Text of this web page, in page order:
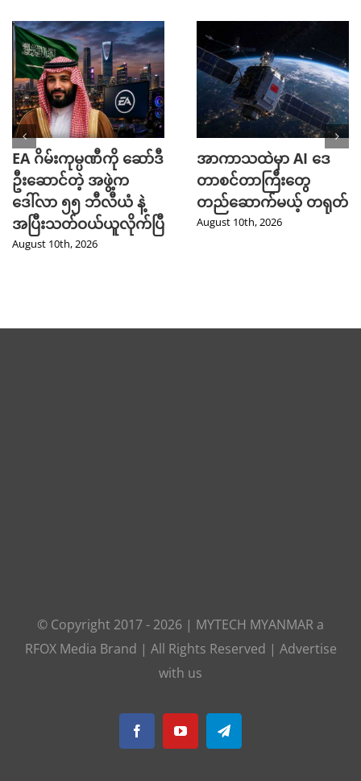
EA ဂိမ်းကုမ္ပဏီကို ဆော်ဒီ
ဦးဆောင်တဲ့ အဖွဲ့က
ဒေါ်လာ ၅၅ ဘီလီယံ နဲ့
အပြီးသတ်ဝယ်ယူလိုက်ပြီ
August 10th, 2026
အာကာသထဲမှာ AI ဒေ
တာစင်တာကြီးတွေ
တည်ဆောက်မယ့် တရုတ်
August 10th, 2026
© Copyright 2017 - 2026 | MYTECH MYANMAR a
RFOX Media Brand | All Rights Reserved | Advertise
with us
FacebookYouTubeTelegram